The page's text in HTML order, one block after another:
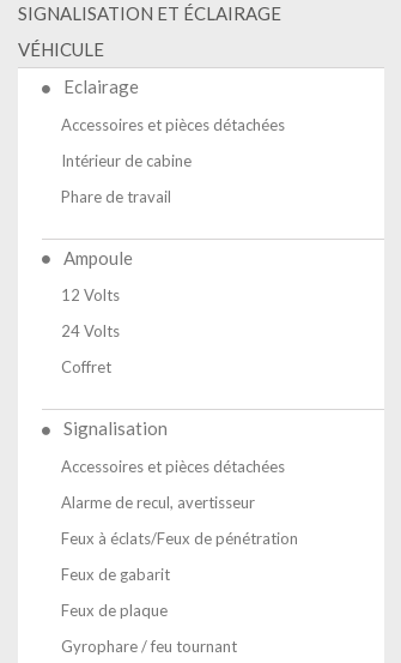
SIGNALISATION ET ÉCLAIRAGE
VÉHICULE
Eclairage
Accessoires et pièces détachées
Intérieur de cabine
Phare de travail
Ampoule
12 Volts
24 Volts
Coffret
Signalisation
Accessoires et pièces détachées
Alarme de recul, avertisseur
Feux à éclats/Feux de pénétration
Feux de gabarit
Feux de plaque
Gyrophare / feu tournant